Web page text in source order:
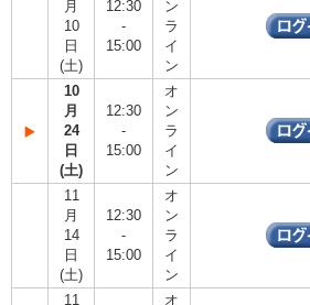
月
10
日
(土)
12:30
-
15:00
ン
ラ
イ
ン
10
月
24
日
(土)
12:30
-
15:00
オ
ン
ラ
イ
ン
11
月
14
日
(土)
12:30
-
15:00
オ
ン
ラ
イ
ン
11
オ